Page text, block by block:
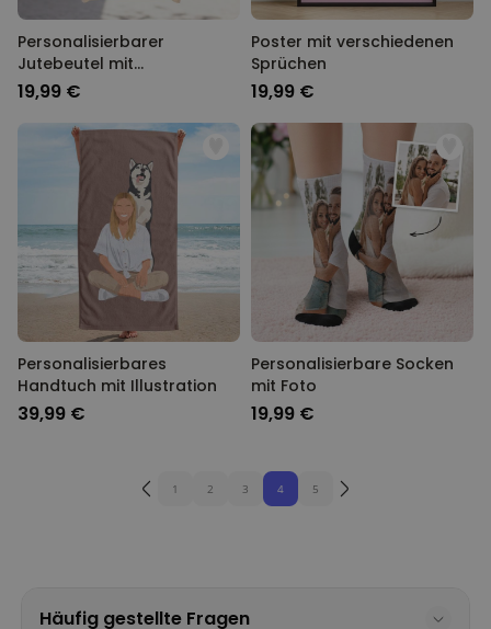
Personalisierbarer
Jutebeutel mit
Monogramm
19,99 €
Poster mit verschiedenen
Sprüchen
19,99 €
Personalisierbares
Handtuch mit Illustration
39,99 €
Personalisierbare Socken
mit Foto
19,99 €
1 2 3 4 5
Häufig gestellte Fragen